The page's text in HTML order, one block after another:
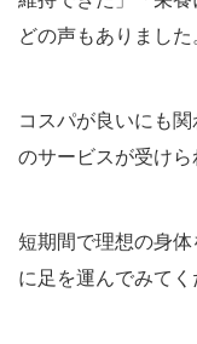
どの声もありました
コスパが良いにも
のサービスが受けら
短期間で理想の身
に足を運んでみてく